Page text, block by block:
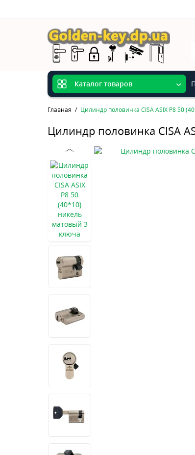
Каталог товаров
Главная Цилиндр половинка CISA ASIX P8 50
Цилиндр половинка CISA